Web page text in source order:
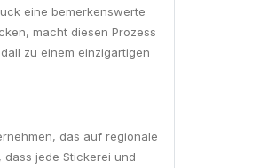
eine bemerkenswerte
macht diesen Prozess
zu einem einzigartigen
das auf regionale
jede Stickerei und